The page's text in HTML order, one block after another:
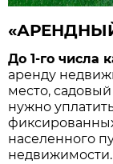
До 1-го числа
аренду
место,
нужно
населенного
недвижимости.